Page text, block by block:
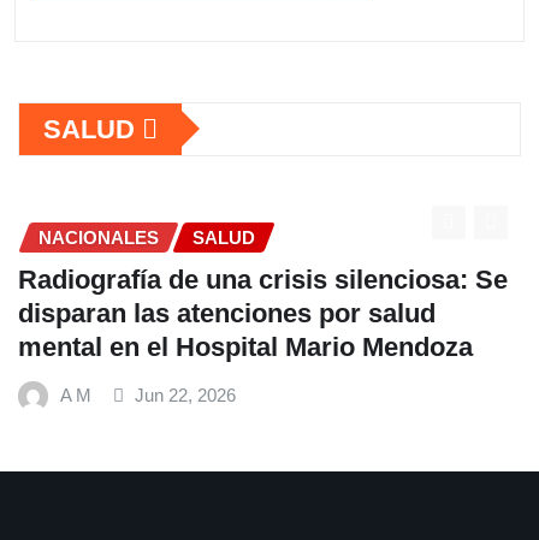
SALUD
Se
SALUD
OPS lanza estrategia urgente para
frenar la Tuberculosis en
VIH en América Latina
A M Jun 22, 2026